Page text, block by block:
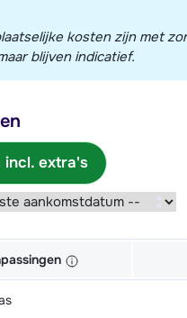
kosten zijn met
blijven indicatief.
incl. extra's